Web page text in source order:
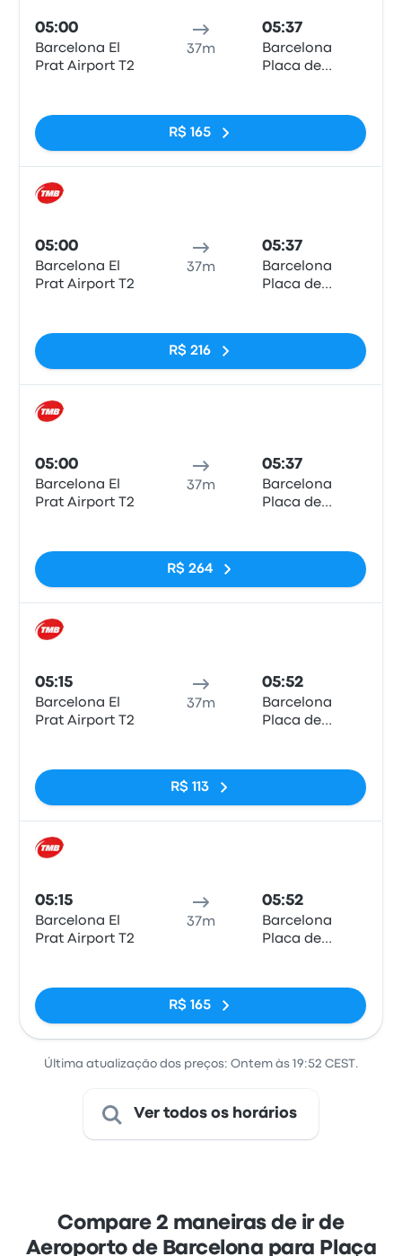
05:00
Barcelona El
Prat Airport T2
37m
05:37
Barcelona
Placa de
R$ 165
05:00
Barcelona El
Prat Airport T2
37m
05:37
Barcelona
Placa de
R$ 216
05:00
Barcelona El
Prat Airport T2
37m
05:37
Barcelona
Placa de
R$ 264
05:15
Barcelona El
Prat Airport T2
37m
05:52
Barcelona
Placa de
R$ 113
05:15
Barcelona El
Prat Airport T2
37m
05:52
Barcelona
Placa de
R$ 165
Última atualização dos preços: Ontem às 19:52 CEST.
Ver todos os horários
Compare 2 maneiras de ir de
Aeroporto de Barcelona para Plaça